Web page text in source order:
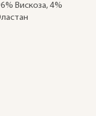
Вискоза, 4%